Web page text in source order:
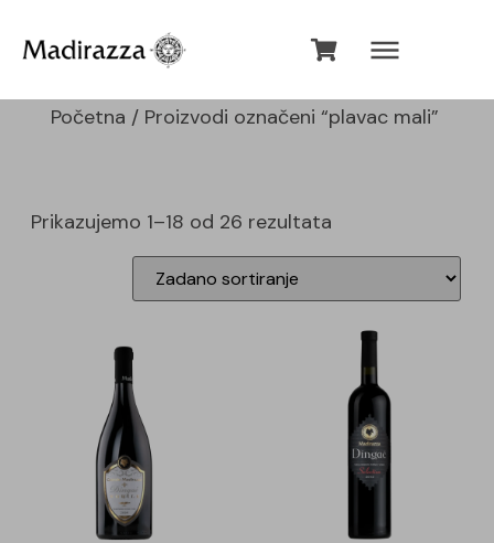
Početna / Proizvodi označeni “plavac mali”
Prikazujemo 1–18 od 26 rezultata